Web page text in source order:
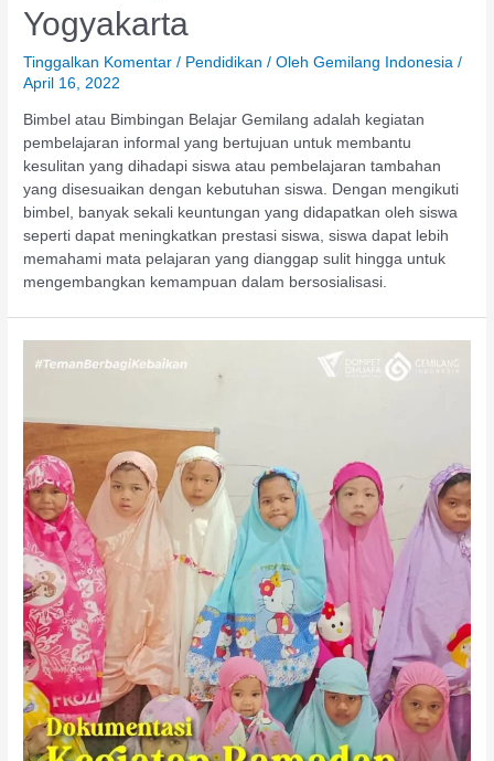
Yogyakarta
Tinggalkan Komentar / Pendidikan / OlehGemilang Indonesia/
April 16, 2022
Bimbel atau Bimbingan Belajar Gemilang adalah kegiatan
pembelajaran informal yang bertujuan untuk membantu
kesulitan yang dihadapi siswa atau pembelajaran tambahan
yang disesuaikan dengan kebutuhan siswa. Dengan mengikuti
bimbel, banyak sekali keuntungan yang didapatkan oleh siswa
seperti dapat meningkatkan prestasi siswa, siswa dapat lebih
memahami mata pelajaran yang dianggap sulit hingga untuk
mengembangkan kemampuan dalam bersosialisasi.
TK
Quranic
School